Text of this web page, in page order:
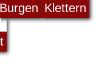
Burgen Klettern